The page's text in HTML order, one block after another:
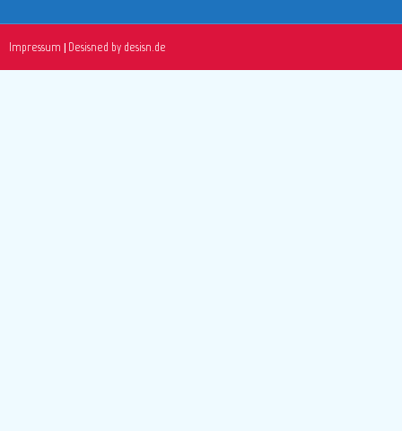
Impressum | Desisned by desisn.de